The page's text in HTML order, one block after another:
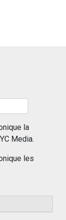
la
Media.
les